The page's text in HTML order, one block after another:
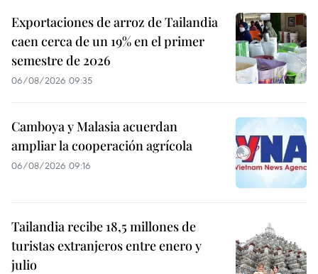
Exportaciones de arroz de Tailandia
caen cerca de un 19% en el primer
semestre de 2026
06/08/2026 09:35
Camboya y Malasia acuerdan
ampliar la cooperación agrícola
06/08/2026 09:16
Tailandia recibe 18,5 millones de
turistas extranjeros entre enero y
julio